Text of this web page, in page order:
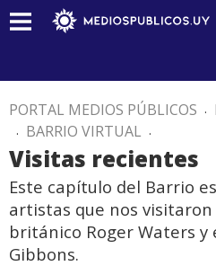
PORTAL MEDIOS PÚBLICOS .
. BARRIO VIRTUAL .
Visitas recientes
Este capítulo del Barrio
artistas que nos
británico Roger Waters y
Gibbons.